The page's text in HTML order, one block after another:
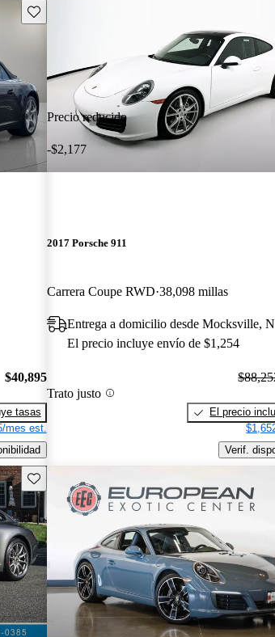
Guarda este Aviso
$40,895
tasas
mes est.
Precio reducido
-$2,177
2017 Porsche 911
Carrera Coupe RWD 38,098 millas
Entrega a domicilio desde Mocksville,
El precio incluye envío de $1,254
Trato justo
El precio
Verif.
Guarda este Aviso